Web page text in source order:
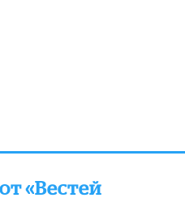
«Вестей